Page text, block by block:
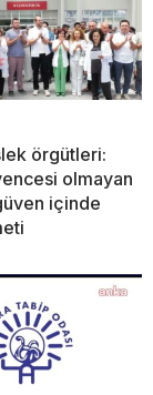
örgütleri:
olmayan
içinde